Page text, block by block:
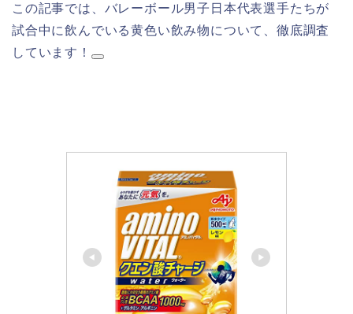
この記事では、バレーボール男子日本代表選手たちが
試合中に飲んでいる黄色い飲み物について、徹底調査
しています！